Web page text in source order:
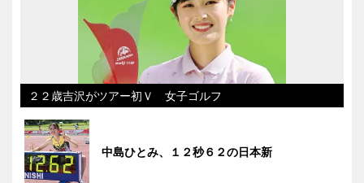
２２歳吉沢がツアー初Ｖ 女子ゴルフ
中島ひとみ、１２秒６２の日本新